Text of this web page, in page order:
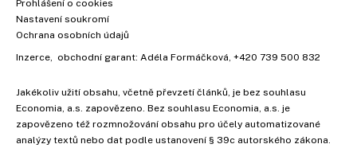
Prohlášení o cookies
Nastavení soukromí
Ochrana osobních údajů
Inzerce, obchodní garant: Adéla Formáčková, +420 739 500 832
Jakékoliv užití obsahu, včetně převzetí článků, je bez souhlasu
Economia, a.s. zapovězeno. Bez souhlasu Economia, a.s. je
zapovězeno též rozmnožování obsahu pro účely automatizované
analýzy textů nebo dat podle ustanovení § 39c autorského zákona.